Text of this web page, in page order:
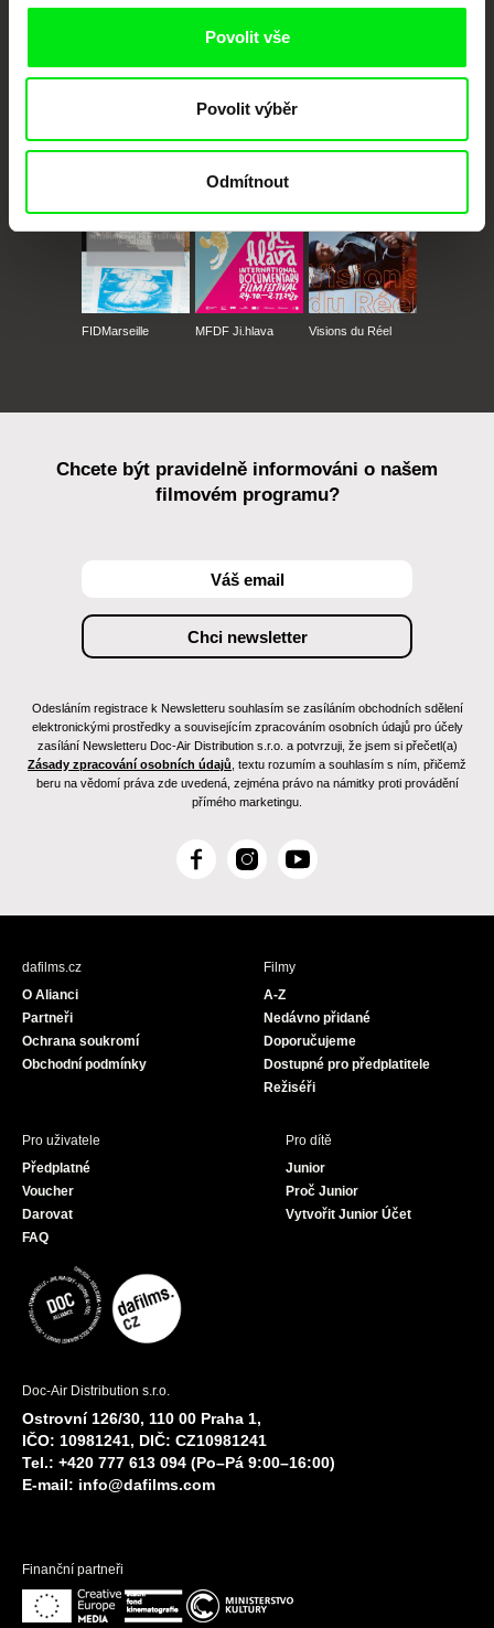
Povolit vše
Povolit výběr
Odmítnout
Millennium Docs
Against Gravity
FIDMarseille MFDF Ji.hlava Visions du Réel
Chcete být pravidelně informováni o našem
filmovém programu?
Odesláním registrace k Newsletteru souhlasím se zasíláním obchodních sdělení
elektronickými prostředky a souvisejícím zpracováním osobních údajů pro účely
zasílání Newsletteru Doc-Air Distribution s.r.o. a potvrzuji, že jsem si přečetl(a)
Zásady zpracování osobních údajů , textu rozumím a souhlasím s ním, přičemž
beru na vědomí práva zde uvedená, zejména právo na námitky proti provádění
přímého marketingu.
F
c
I
s
Y
u
dafilms.cz
O Alianci
Partneři
Ochrana soukromí
Obchodní podmínky
Filmy
A-Z
Nedávno přidané
Doporučujeme
Dostupné pro předplatitele
Režiséři
Pro uživatele
Předplatné
Voucher
Darovat
FAQ
Pro dítě
Junior
Proč Junior
Vytvořit Junior Účet
Doc-Air Distribution s.r.o.
Ostrovní 126/30, 110 00 Praha 1,
IČO: 10981241, DIČ: CZ10981241
Tel.: +420 777 613 094 (Po–Pá 9:00–16:00)
E-mail: info@dafilms.com
Finanční partneři